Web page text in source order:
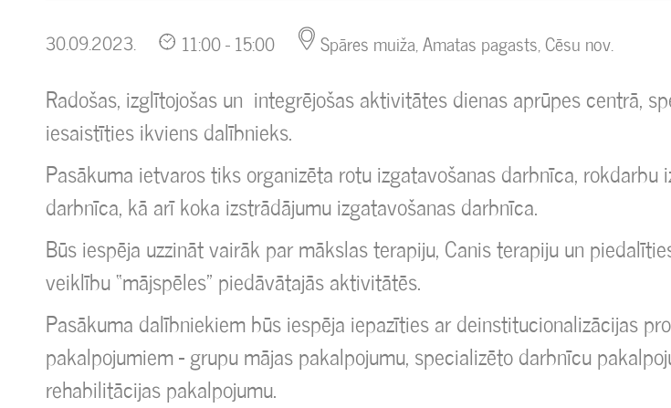
30.09.2023. 11:00 - 15:00 Spāres muiža, Amatas pagasts, Cēsu nov.
Radošas, izglītojošas un integrējošas aktivitātes dienas aprūpes centrā,
iesaistīties ikviens dalībnieks.
Pasākuma ietvaros tiks organizēta rotu izgatavošanas darbnīca,
darbnīca, kā arī koka izstrādājumu izgatavošanas darbnīca.
Būs iespēja uzzināt vairāk par mākslas terapiju, Canis terapiju un
veiklību “mājspēles” piedāvātajās aktivitātēs.
Pasākuma dalībniekiem būs iespēja iepazīties ar deinstitucionalizācijas
pakalpojumiem - grupu mājas pakalpojumu, specializēto darbnīcu
rehabilitācijas pakalpojumu.